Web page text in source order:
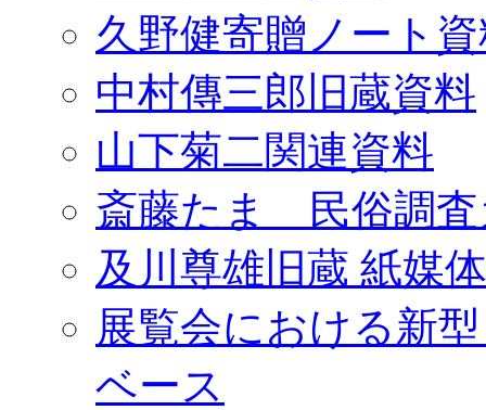
久野健寄贈ノート
中村傳三郎旧蔵資料
山下菊二関連資料
斎藤たま 民俗調査
及川尊雄旧蔵 紙媒
展覧会における新
ベース